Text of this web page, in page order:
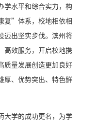
水平和综合实力，构
复”体系，校地相依相
迈出坚实步伐。滨州将
高效服务，开启校地携
质量发展创造更加良好
厚、优势突出、特色鲜
大学的成功更名，为学